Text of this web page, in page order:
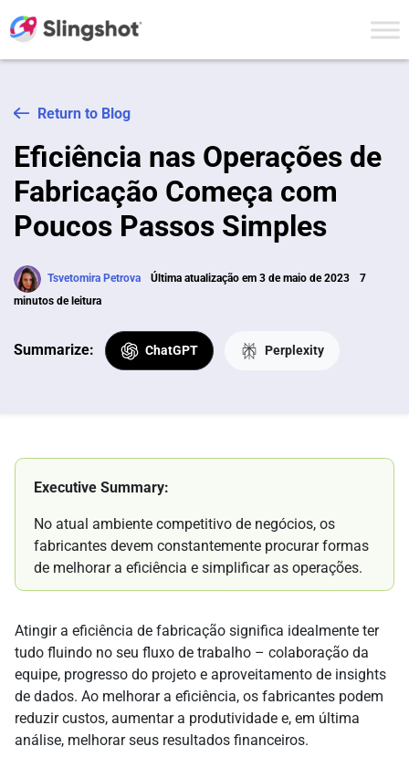
Return to Blog
Eficiência nas Operações de
Fabricação Começa com
Poucos Passos Simples
Tsvetomira Petrova Última atualização em 3 de maio de 2023
7
minutos de leitura
Summarize: ChatGPT Perplexity
Executive Summary:
No atual ambiente competitivo de negócios, os
fabricantes devem constantemente procurar formas
de melhorar a eficiência e simplificar as operações.
Atingir a eficiência de fabricação significa idealmente ter
tudo fluindo no seu fluxo de trabalho – colaboração da
equipe, progresso do projeto e aproveitamento de insights
de dados. Ao melhorar a eficiência, os fabricantes podem
reduzir custos, aumentar a produtividade e, em última
análise, melhorar seus resultados financeiros.